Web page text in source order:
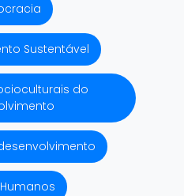
Sustentável
do